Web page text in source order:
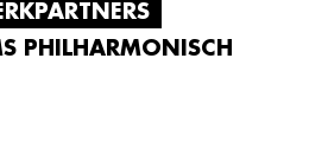
PHILHARMONISCH